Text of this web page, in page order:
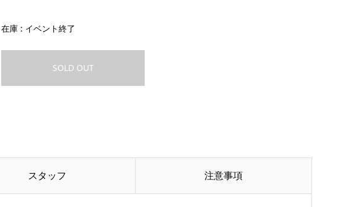
在庫 : イベント終了
SOLD OUT
スタッフ 注意事項